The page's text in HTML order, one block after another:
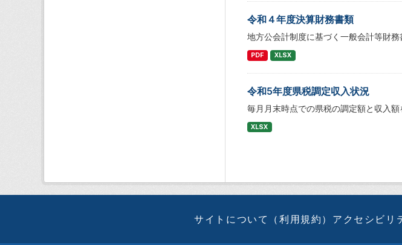
令和４年度決算財務書類
地方公会計制度に基づく一般会計等財
PDF XLSX
令和5年度県税調定収入状況
毎月月末時点での県税の調定額と収入額
XLSX
サイトについて（利用規約） アクセシビリ